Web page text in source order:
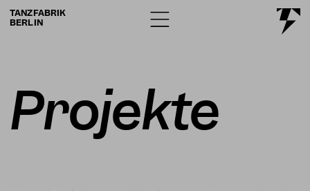
TANZFABRIK
BERLIN
Projekte